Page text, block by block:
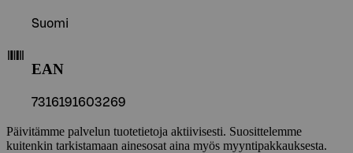
Suomi
EAN
7316191603269
Päivitämme palvelun tuotetietoja aktiivisesti. Suosittelemme
kuitenkin tarkistamaan ainesosat aina myös myyntipakkauksesta.